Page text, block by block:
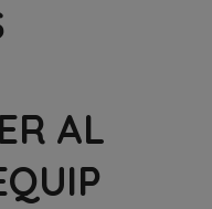
AL